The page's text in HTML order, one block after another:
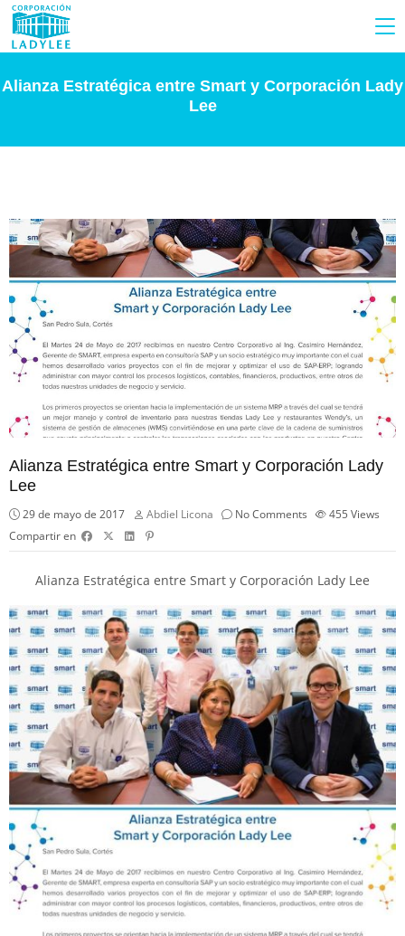
Alianza Estratégica entre Smart y Corporación Lady
Lee
Alianza Estratégica entre Smart y Corporación Lady
Lee
29 de mayo de 2017 Abdiel Licona No Comments 455 Views
Compartir en
Alianza Estratégica entre Smart y Corporación Lady Lee